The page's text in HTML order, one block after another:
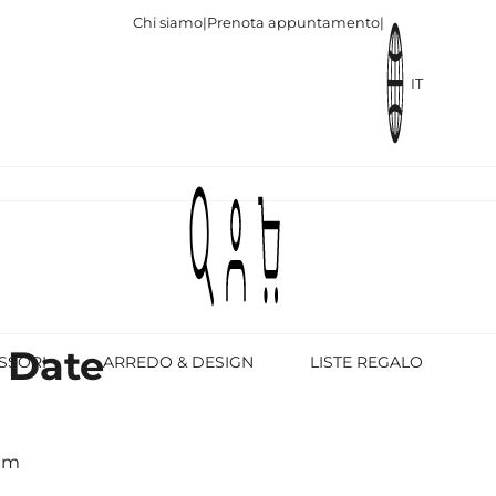
Chi siamo|Prenota appuntamento|
IT
ARREDO & DESIGN LISTE REGALO